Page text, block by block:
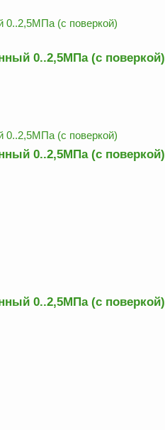
0..2,5МПа (с поверкой)
0..2,5МПа (с поверкой)
0..2,5МПа (с поверкой)